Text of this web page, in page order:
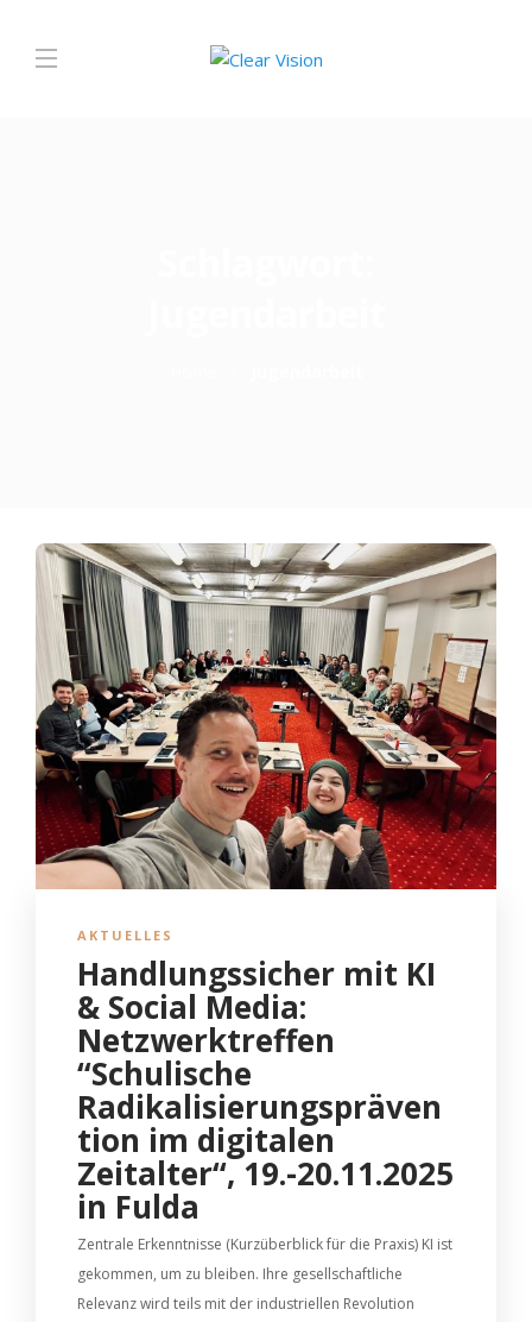
AKTUELLES
Handlungssicher mit KI
& Social Media:
Netzwerktreffen
“Schulische
Radikalisierungspräven
tion im digitalen
Zeitalter“, 19.-20.11.2025
in Fulda
Zentrale Erkenntnisse (Kurzüberblick für die Praxis) KI ist
gekommen, um zu bleiben. Ihre gesellschaftliche
Relevanz wird teils mit der industriellen Revolution